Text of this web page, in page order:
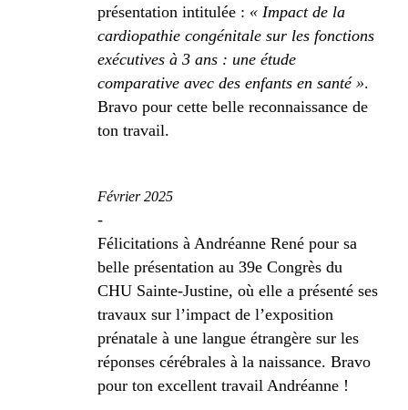
présentation intitulée : « Impact de la
cardiopathie congénitale sur les fonctions
exécutives à 3 ans : une étude
comparative avec des enfants en santé ».
Bravo pour cette belle reconnaissance de
ton travail.
Février 2025
-
Félicitations à Andréanne René pour sa
belle présentation au 39e Congrès du
CHU Sainte-Justine, où elle a présenté ses
travaux sur l’impact de l’exposition
prénatale à une langue étrangère sur les
réponses cérébrales à la naissance. Bravo
pour ton excellent travail Andréanne !